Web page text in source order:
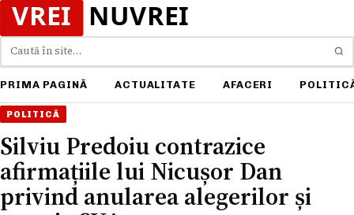
Caută
PRIMA PAGINĂ ACTUALITATE AFACERI
POLITICĂ
Silviu Predoiu contrazice
afirmațiile lui Nicușor Dan
privind anularea alegerilor și